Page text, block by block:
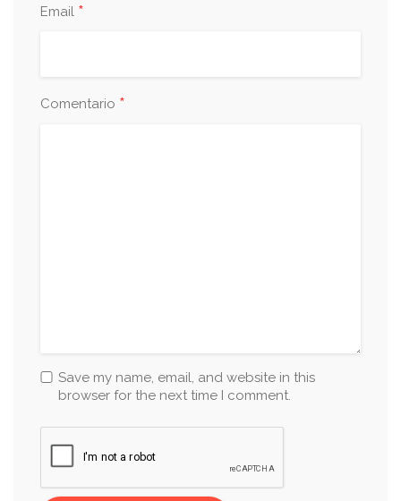
Email *
Comentario *
Save my name, email, and website in this
browser for the next time I comment.